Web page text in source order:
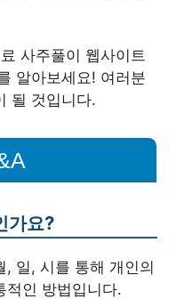
사주풀이 웹사이트
알아보세요! 여러분
될 것입니다.
가요?
, 일, 시를 통해 개인의
적인 방법입니다.